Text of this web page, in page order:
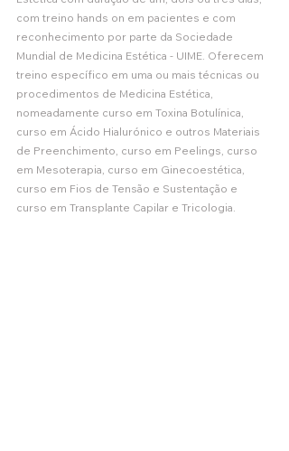
com treino hands on em pacientes e com
reconhecimento por parte da Sociedade
Mundial de Medicina Estética - UIME. Oferecem
treino específico em uma ou mais técnicas ou
procedimentos de Medicina Estética,
nomeadamente curso em Toxina Botulínica,
curso em Ácido Hialurónico e outros Materiais
de Preenchimento, curso em Peelings, curso
em Mesoterapia, curso em Ginecoestética,
curso em Fios de Tensão e Sustentação e
curso em Transplante Capilar e Tricologia.